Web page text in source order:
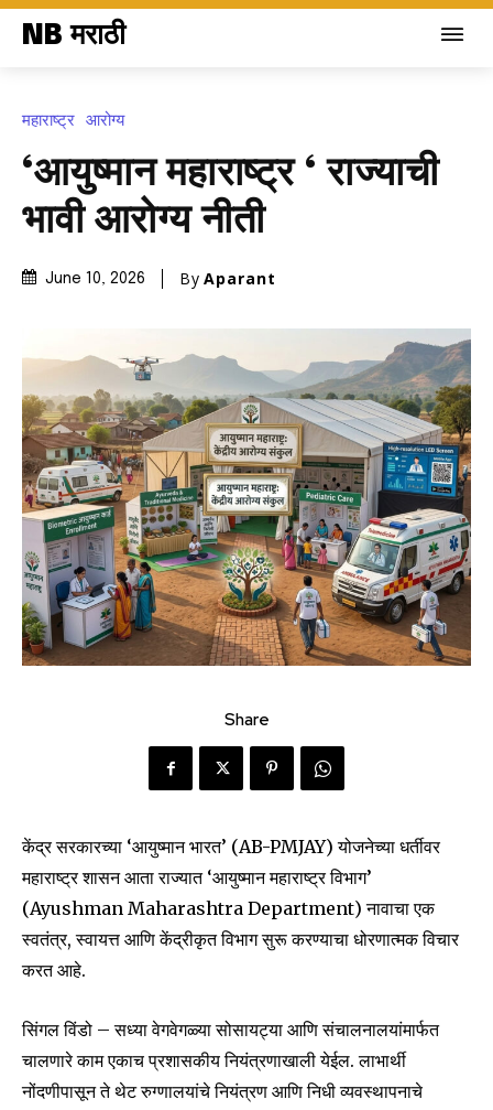
NB मराठी
महाराष्ट्र आरोग्य
‘आयुष्मान महाराष्ट्र ‘ राज्याची
भावी आरोग्य नीती
June 10, 2026 By Aparant
Share
केंद्र सरकारच्या ‘आयुष्मान भारत’ (AB-PMJAY) योजनेच्या धर्तीवर
महाराष्ट्र शासन आता राज्यात ‘आयुष्मान महाराष्ट्र विभाग’
(Ayushman Maharashtra Department) नावाचा एक
स्वतंत्र, स्वायत्त आणि केंद्रीकृत विभाग सुरू करण्याचा धोरणात्मक विचार
करत आहे.
सिंगल विंडो – सध्या वेगवेगळ्या सोसायट्या आणि संचालनालयांमार्फत
चालणारे काम एकाच प्रशासकीय नियंत्रणाखाली येईल. लाभार्थी
नोंदणीपासून ते थेट रुग्णालयांचे नियंत्रण आणि निधी व्यवस्थापनाचे